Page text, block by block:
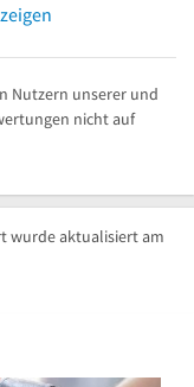
Nutzern unserer und
nicht auf
wurde aktualisiert am